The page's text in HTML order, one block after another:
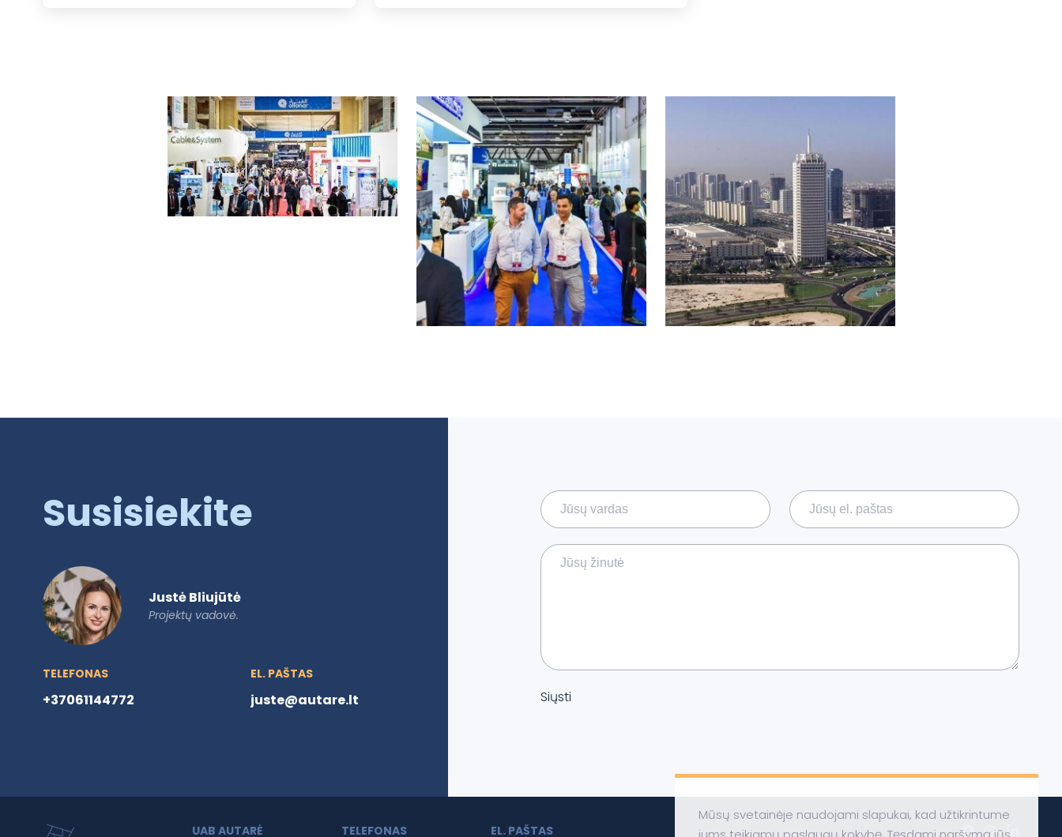
Susisiekite
Justė Bliujūtė
Projektų vadovė.
TELEFONAS
+37061144772
EL. PAŠTAS
juste@autare.lt Siųsti
UAB AUTARĖ TELEFONAS EL. PAŠTAS
Mūsų svetainėje naudojami slapukai, kad užtikrintume